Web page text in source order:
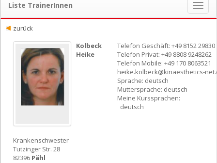
Liste TrainerInnen
ein-/
zurück
Kolbeck
Heike
Krankenschwester
Tutzinger Str. 28
82396 Pähl
Telefon Geschäft: +49 8152 29830
Telefon Privat: +49 8808 9248262
Telefon Mobile: +49 170 8063521
heike.kolbeck@kinaesthetics-
Sprache: deutsch
Muttersprache: deutsch
Meine Kurssprachen:
deutsch